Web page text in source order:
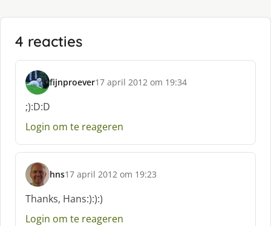
4 reacties
fijnproever
s
c
h
r
e
f
:
17 april 2012 om 19:34
;):D:D
Login om te reageren
hns
s
c
h
r
17 april 2012 om 19:23
Thanks, Hans:):):)
Login om te reageren